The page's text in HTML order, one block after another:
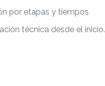
por etapas y tiempos
técnica desde el inicio.